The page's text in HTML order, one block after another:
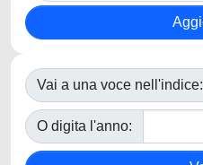
Vai a una voce nell'indice:
O digita l'anno: